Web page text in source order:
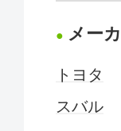
メー
トヨタ
スバル